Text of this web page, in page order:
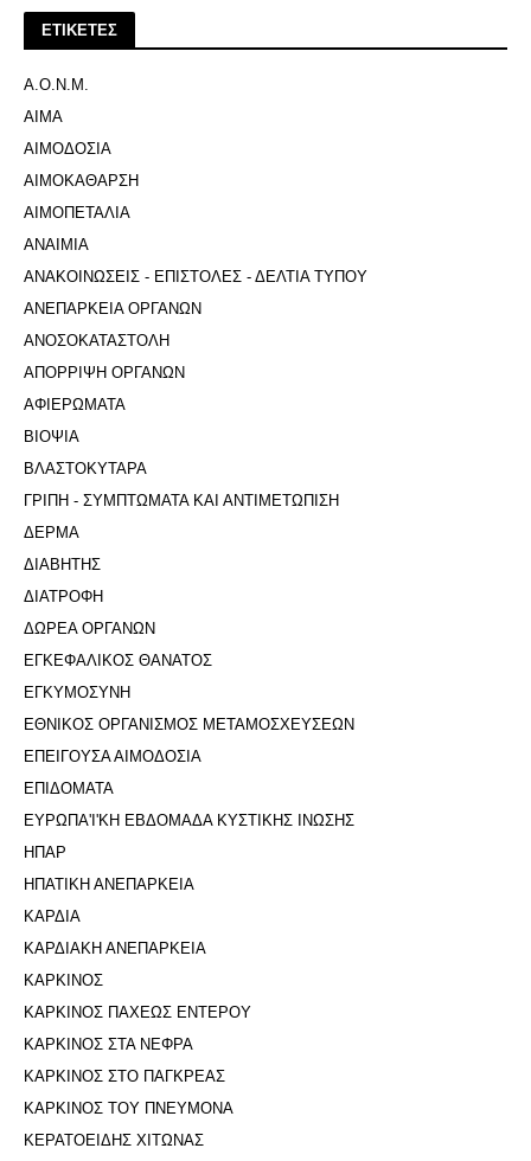
ΕΤΙΚΕΤΕΣ
Α.Ο.Ν.Μ.
ΑΙΜΑ
ΑΙΜΟΔΟΣΙΑ
ΑΙΜΟΚΑΘΑΡΣΗ
ΑΙΜΟΠΕΤΑΛΙΑ
ΑΝΑΙΜΙΑ
ΑΝΑΚΟΙΝΩΣΕΙΣ - ΕΠΙΣΤΟΛΕΣ - ΔΕΛΤΙΑ ΤΥΠΟΥ
ΑΝΕΠΑΡΚΕΙΑ ΟΡΓΑΝΩΝ
ΑΝΟΣΟΚΑΤΑΣΤΟΛΗ
ΑΠΟΡΡΙΨΗ ΟΡΓΑΝΩΝ
ΑΦΙΕΡΩΜΑΤΑ
ΒΙΟΨΙΑ
ΒΛΑΣΤΟΚΥΤΑΡΑ
ΓΡΙΠΗ - ΣΥΜΠΤΩΜΑΤΑ ΚΑΙ ΑΝΤΙΜΕΤΩΠΙΣΗ
ΔΕΡΜΑ
ΔΙΑΒΗΤΗΣ
ΔΙΑΤΡΟΦΗ
ΔΩΡΕΑ ΟΡΓΑΝΩΝ
ΕΓΚΕΦΑΛΙΚΟΣ ΘΑΝΑΤΟΣ
ΕΓΚΥΜΟΣΥΝΗ
ΕΘΝΙΚΟΣ ΟΡΓΑΝΙΣΜΟΣ ΜΕΤΑΜΟΣΧΕΥΣΕΩΝ
ΕΠΕΙΓΟΥΣΑ ΑΙΜΟΔΟΣΙΑ
ΕΠΙΔΟΜΑΤΑ
ΕΥΡΩΠΑ'Ι'ΚΗ ΕΒΔΟΜΑΔΑ ΚΥΣΤΙΚΗΣ ΙΝΩΣΗΣ
ΗΠΑΡ
ΗΠΑΤΙΚΗ ΑΝΕΠΑΡΚΕΙΑ
ΚΑΡΔΙΑ
ΚΑΡΔΙΑΚΗ ΑΝΕΠΑΡΚΕΙΑ
ΚΑΡΚΙΝΟΣ
ΚΑΡΚΙΝΟΣ ΠΑΧΕΩΣ ΕΝΤΕΡΟΥ
ΚΑΡΚΙΝΟΣ ΣΤΑ ΝΕΦΡΑ
ΚΑΡΚΙΝΟΣ ΣΤΟ ΠΑΓΚΡΕΑΣ
ΚΑΡΚΙΝΟΣ ΤΟΥ ΠΝΕΥΜΟΝΑ
ΚΕΡΑΤΟΕΙΔΗΣ ΧΙΤΩΝΑΣ